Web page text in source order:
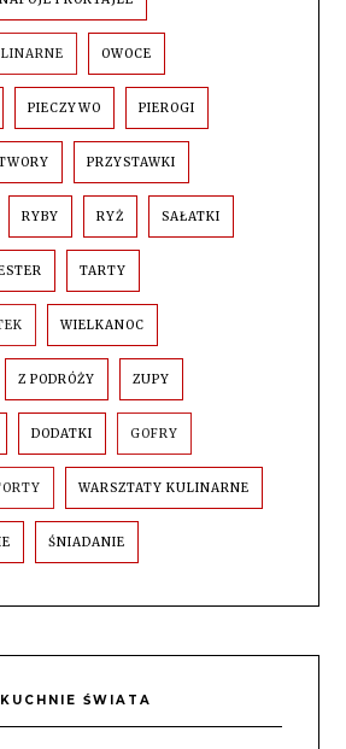
OWOCE
PIECZYWO PIEROGI
PRZYSTAWKI
RYBY RYŻ SAŁATKI
TARTY
WIELKANOC
Z PODRÓŻY ZUPY
DODATKI GOFRY
WARSZTATY KULINARNE
ŚNIADANIE
KUCHNIE ŚWIATA